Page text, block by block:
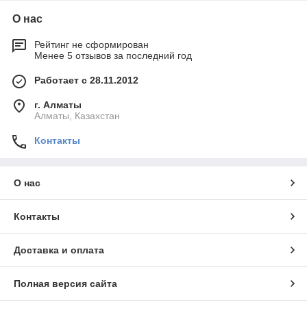
О нас
Рейтинг не сформирован
Менее 5 отзывов за последний год
Работает с 28.11.2012
г. Алматы
Алматы, Казахстан
Контакты
О нас
Контакты
Доставка и оплата
Полная версия сайта